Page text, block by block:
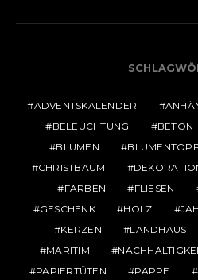
ADVENTSKALENDER
BELEUCHTUNG
BETON
BLUMEN
BLUMENTOPF
CHRISTBAUM
FARBEN
FLIESEN
GESCHENK
HOLZ
KERZEN
LANDHAUS
MARITIM
PAPIERTÜTEN
PAPPE